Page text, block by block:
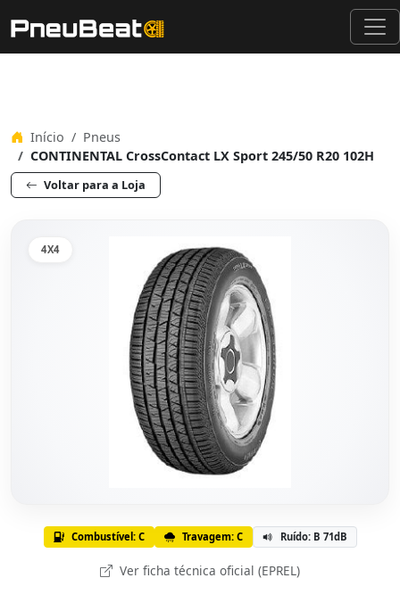
Início
Pneus
CONTINENTAL CrossContact LX Sport 245/50 R20 102H
Voltar para a Loja
4X4
Combustível: C Travagem: C Ruído: B 71dB
Ver ficha técnica oficial (EPREL)